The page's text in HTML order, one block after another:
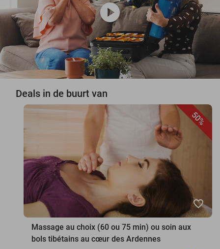
play_circle
Deals in de buurt van
50%
favorite_border
Massage au choix (60 ou 75 min) ou soin aux
bols tibétains au cœur des Ardennes